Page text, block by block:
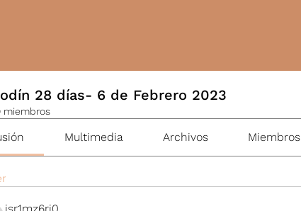
28 días- 6 de Febrero 2023
miembros
Multimedia Archivos Miembros